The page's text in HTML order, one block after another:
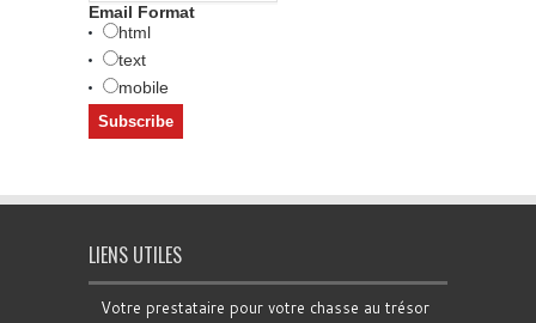
Email Format
html
text
mobile
LIENS UTILES
Votre prestataire pour votre chasse au trésor